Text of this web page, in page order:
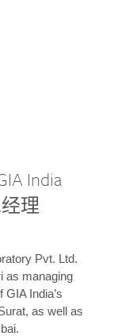
India
经理
Pvt. Ltd.
as managing
India’s
as well as